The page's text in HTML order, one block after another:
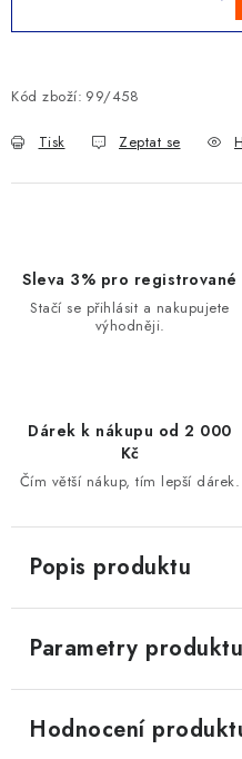
Kód zboží: 99/458
Tisk Zeptat se
Sleva 3% pro registrované
Stačí se přihlásit a nakupujete
výhodněji.
Dárek k nákupu od 2 000
Kč
Čím větší nákup, tím lepší dárek.
Popis produktu
Parametry produktu
Hodnocení